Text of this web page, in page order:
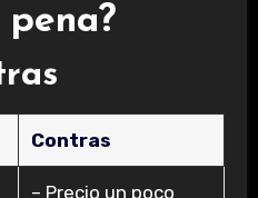
pena?
Contras
– Precio un poco